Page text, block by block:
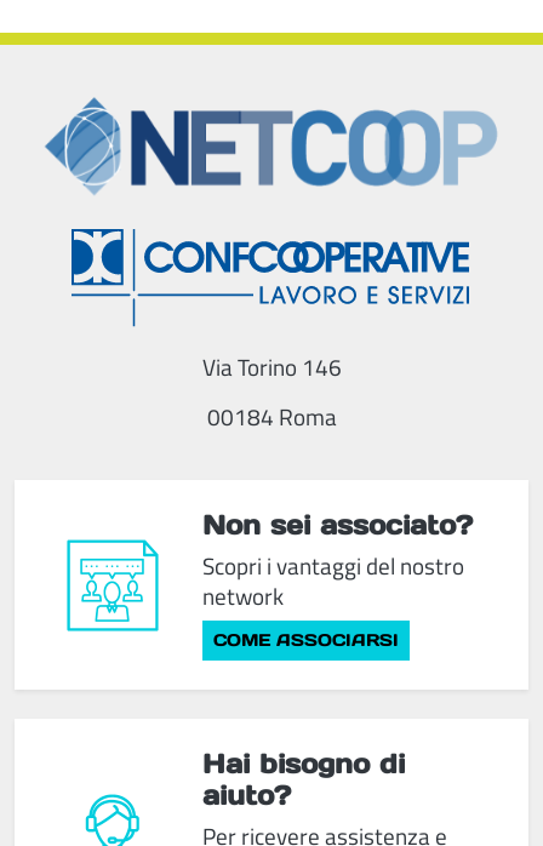
Non sei associato?
Scopri i vantaggi del nostro
network
COME ASSOCIARSI
Via Torino 146
00184 Roma
Hai bisogno di
aiuto?
Per ricevere assistenza e